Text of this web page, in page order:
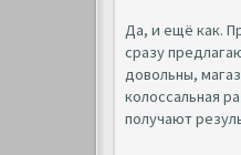
Да, и ещё как.
сразу
довольны,
колоссальная
получают